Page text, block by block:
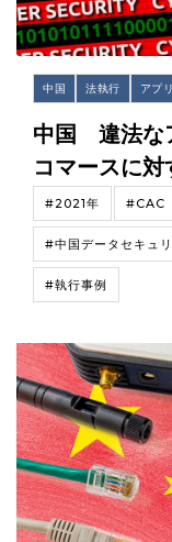
中国 法執行 アプリ
中国 違法な
コマースに
#2021年 #CAC
#中国データセキュ
#執行事例